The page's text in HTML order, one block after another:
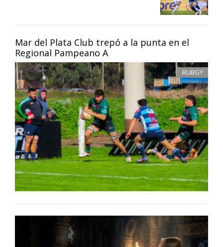
Mar del Plata Club trepó a la punta en el
Regional Pampeano A
RUBGY